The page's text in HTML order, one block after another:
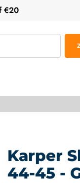
€20
Karper
44-45 -